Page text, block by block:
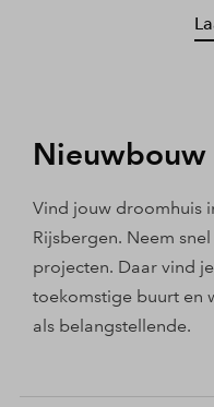
Nieuwbouw
Vind jouw droomhuis
Rijsbergen. Neem
projecten. Daar vind
toekomstige buurt en
als belangstellende.